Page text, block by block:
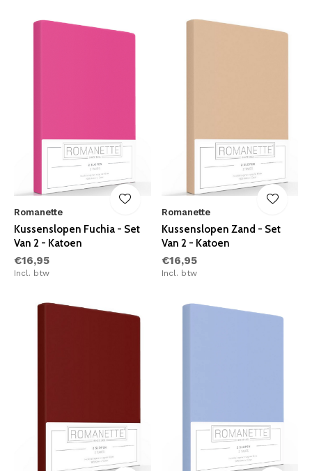
Romanette
Kussenslopen Fuchia - Set
Van 2 - Katoen
€16,95
Incl. btw
Romanette
Kussenslopen Zand - Set
Van 2 - Katoen
€16,95
Incl. btw